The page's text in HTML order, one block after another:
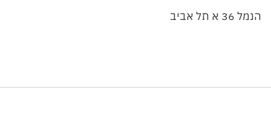
הנמל 36 א תל אביב